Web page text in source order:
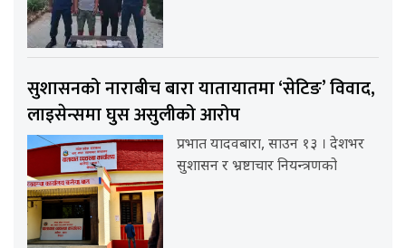
सुशासनको नाराबीच बारा यातायातमा ‘सेटिङ’ विवाद,
लाइसेन्समा घुस असुलीको आरोप
प्रभात यादवबारा, साउन १३ । देशभर
सुशासन र भ्रष्टाचार नियन्त्रणको